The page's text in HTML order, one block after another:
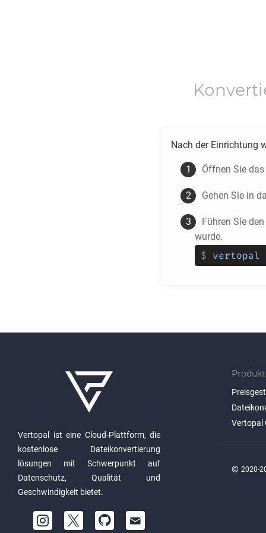
Nach der Einrichtung
Öffnen Sie
Gehen Sie in
Führen Sie
wurde.
$ vertopal
Vertopal ist eine Cloud-Plattform, die
kostenlose Dateikonvertierung
lösungen mit Schwerpunkt auf
Datenschutz, Qualität und
Geschwindigkeit bietet.
Vertopal
© 2020-